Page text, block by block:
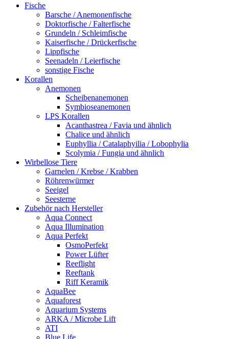
Fische
Barsche / Anemonenfische
Doktorfische / Falterfische
Grundeln / Schleimfische
Kaiserfische / Drückerfische
Lippfische
Seenadeln / Leierfische
sonstige Fische
Korallen
Anemonen
Scheibenanemonen
Symbioseanemonen
LPS Korallen
Acanthastrea / Favia und ähnlich
Chalice und ähnlich
Euphyllia / Catalaphyilia / Lobophylia
Scolymia / Fungia und ähnlich
Wirbellose Tiere
Garnelen / Krebse / Krabben
Röhrenwürmer
Seeigel
Seesterne
Zubehör nach Hersteller
Aqua Connect
Aqua Illumination
Aqua Perfekt
OsmoPerfekt
Power Lüfter
Reeflight
Reeftank
Riff Keramik
AquaBee
Aquaforest
Aquarium Systems
ARKA / Microbe Lift
ATI
Blue Life